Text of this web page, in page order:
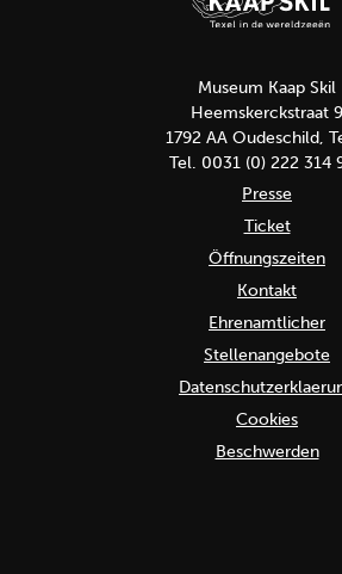
Museum Kaap Skil
Heemskerckstraat 9
1792 AA Oudeschild,
Tel. 0031 (0) 222 314
Presse
Ticket
Öffnungszeiten
Kontakt
Ehrenamtlicher
Stellenangebote
Cookies
Beschwerden